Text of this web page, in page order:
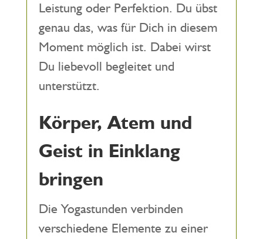
Leistung oder Perfektion. Du übst
genau das, was für Dich in diesem
Moment möglich ist. Dabei wirst
Du liebevoll begleitet und
unterstützt.
Körper, Atem und
Geist in Einklang
bringen
Die Yogastunden verbinden
verschiedene Elemente zu einer